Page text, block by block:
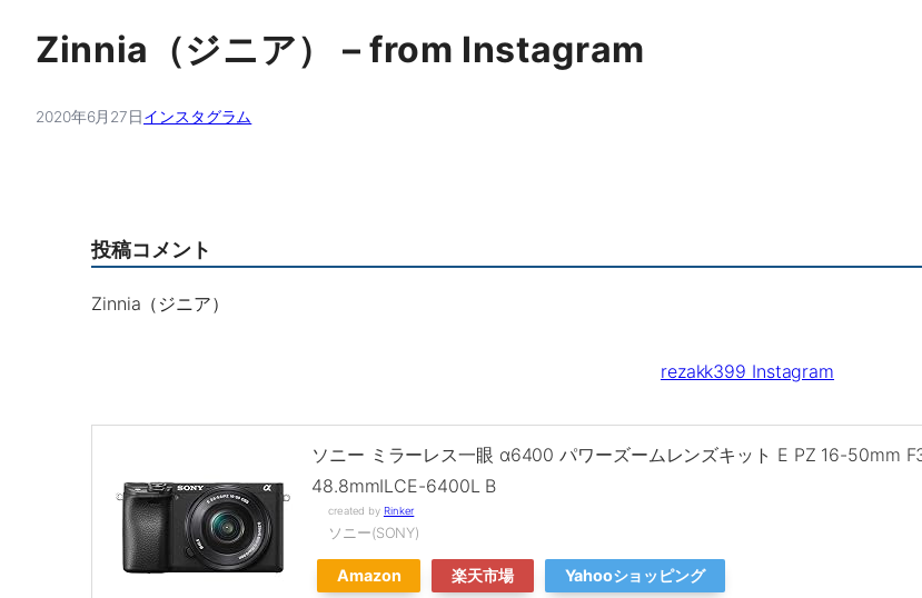
Zinnia（ジニア） – from Instagram
2020年6月27日インスタグラム
投稿コメント
Zinnia（ジニア）
rezakk399 Instagram
ソニー ミラーレス一眼 α6400 パワーズームレンズキット E PZ 16-50mm
48.8mmILCE-6400L B
created by Rinker
ソニー(SONY)
Amazon 楽天市場 Yahooショッピング